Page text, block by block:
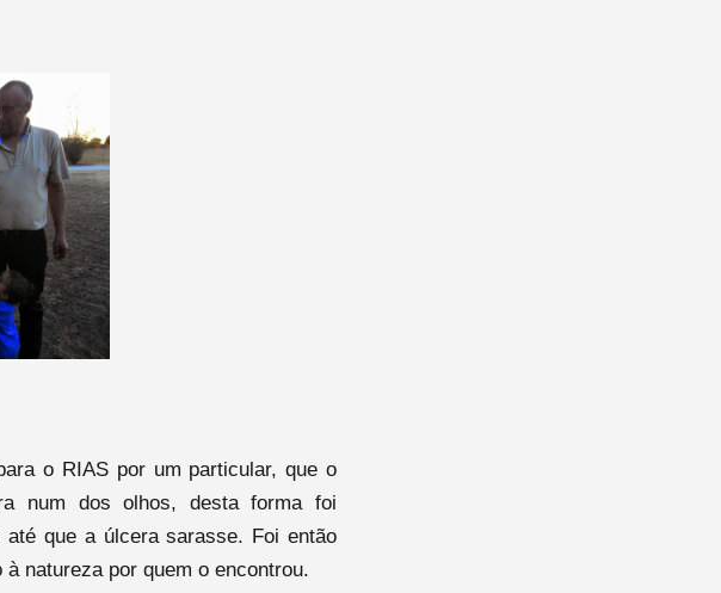
o RIAS por um particular, que o
num dos olhos, desta forma foi
que a úlcera sarasse. Foi então
natureza por quem o encontrou.